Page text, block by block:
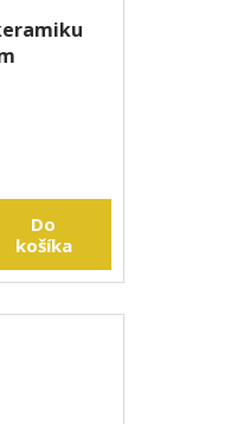
Do
košíka